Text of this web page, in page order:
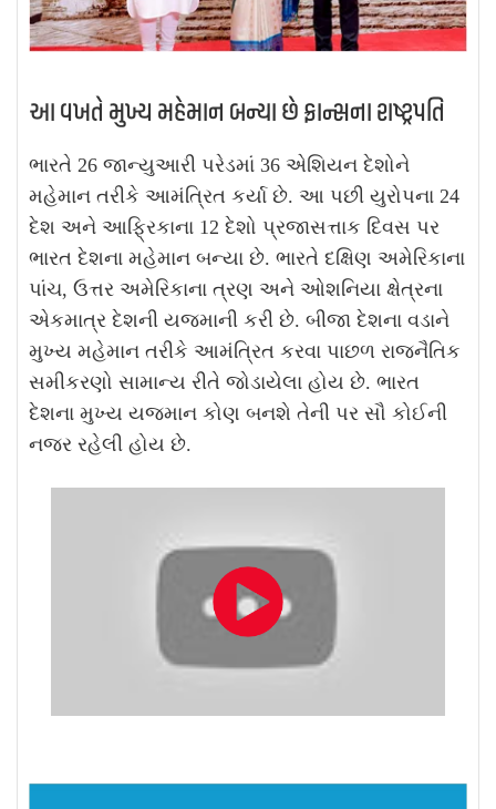
આ વખતે મુખ્ય મહેમાન બન્યા છે ફ્રાન્સના રાષ્ટ્રપતિ
ભારતે 26 જાન્યુઆરી પરેડમાં 36 એશિયન દેશોને
મહેમાન તરીકે આમંત્રિત કર્યા છે. આ પછી યુરોપના 24
દેશ અને આફ્રિકાના 12 દેશો પ્રજાસત્તાક દિવસ પર
ભારત દેશના મહેમાન બન્યા છે. ભારતે દક્ષિણ અમેરિકાના
પાંચ, ઉત્તર અમેરિકાના ત્રણ અને ઓશનિયા ક્ષેત્રના
એકમાત્ર દેશની યજમાની કરી છે. બીજા દેશના વડાને
મુખ્ય મહેમાન તરીકે આમંત્રિત કરવા પાછળ રાજનૈતિક
સમીકરણો સામાન્ય રીતે જોડાયેલા હોય છે. ભારત
દેશના મુખ્ય યજમાન કોણ બનશે તેની પર સૌ કોઈની
નજર રહેલી હોય છે.